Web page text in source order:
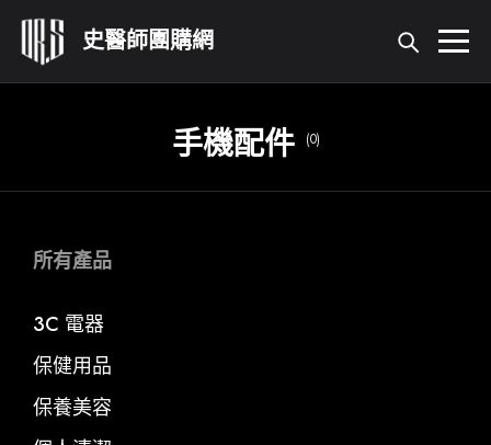
手機配件 (0)
所有產品
3C 電器
保健用品
保養美容